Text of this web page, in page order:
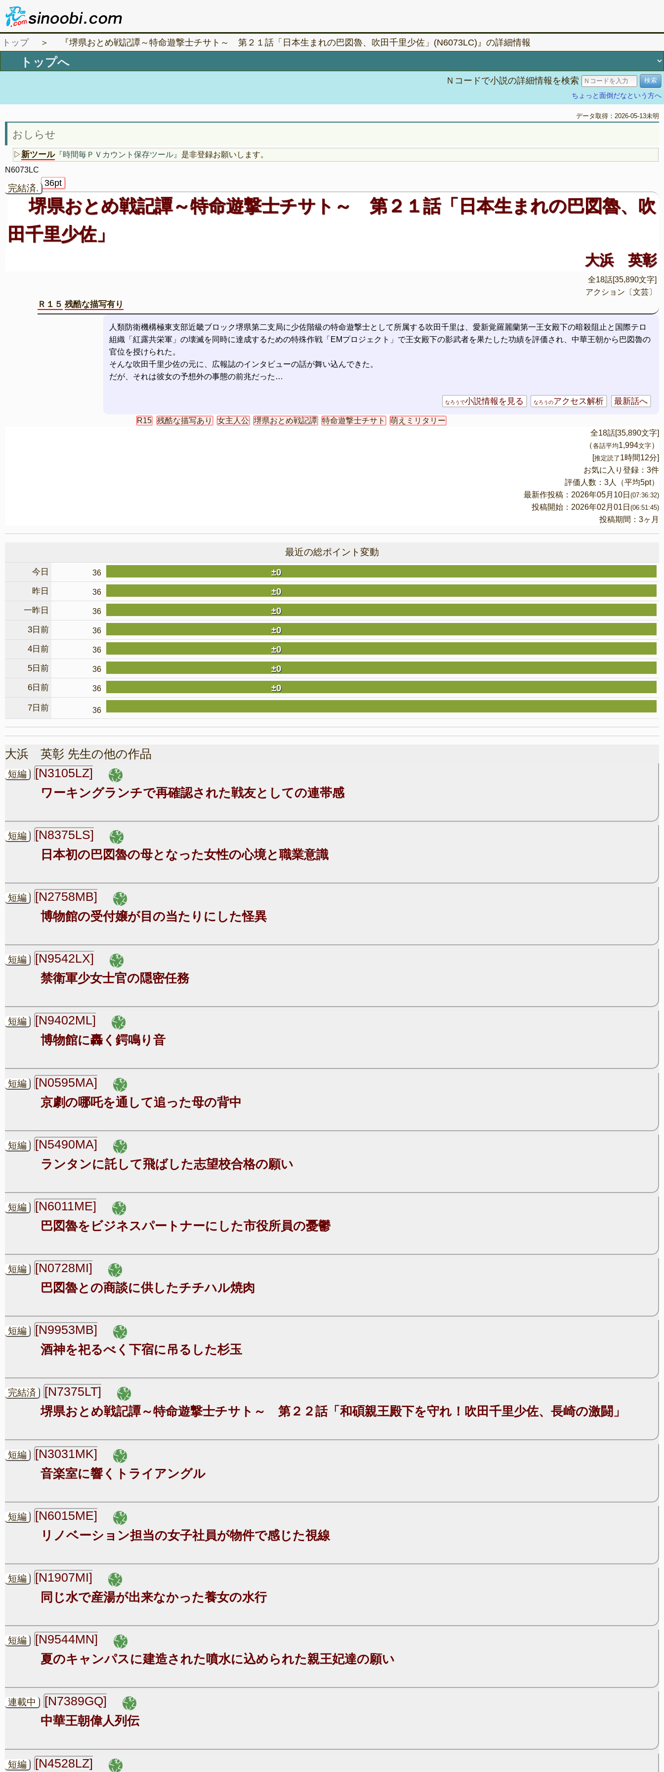
トップ＞ 『堺県おとめ戦記譚～特命遊撃士チサト～ 第２１話「日本生まれの巴図魯、吹田千里少佐」(N6073LC)』の詳細情報
Ｎコードで小説の詳細情報を検索
ちょっと面倒だなという方へ
データ取得：2026-05-13未明
おしらせ
▷新ツール『時間毎ＰＶカウント保存ツール』 是非登録お願いします。
N6073LC
36pt
完結済.
堺県おとめ戦記譚～特命遊撃士チサト～ 第２１話「日本生まれの巴図魯、吹
田千里少佐」
大浜 英彰
全18話[35,890文字]
アクション〔文芸〕
Ｒ１５ 残酷な描写有り
人類防衛機構極東支部近畿ブロック堺県第二支局に少佐階級の特命遊撃士として所属する吹田千里は、愛新覚羅麗蘭第一王女殿下の暗殺阻止と国際テロ
組織「紅露共栄軍」の壊滅を同時に達成するための特殊作戦「EMプロジェクト」で王女殿下の影武者を果たした功績を評価され、中華王朝から巴図魯の
官位を授けられた。
そんな吹田千里少佐の元に、広報誌のインタビューの話が舞い込んできた。
だが、それは彼女の予想外の事態の前兆だった…
なろうで小説情報を見る なろうのアクセス解析 最新話へ
R15 残酷な描写あり 女主人公 堺県おとめ戦記譚 特命遊撃士チサト
萌えミリタリー
全18話[35,890文字]
（各話平均1,994文字）
[推定読了 1時間12分]
お気に入り登録：3件
評価人数： 3人（平均5pt）
最新作投稿：2026年05月10日 (07:36:32)
投稿開始：2026年02月01日 (06:51:45)
投稿期間：3ヶ月
最近の総ポイント変動
今日 36 ±0
昨日 36 ±0
一昨日 36 ±0
3日前 36 ±0
4日前 36 ±0
5日前 36 ±0
6日前 36 ±0
7日前 36
大浜 英彰 先生の他の作品
短編
[N3105LZ]
ワーキングランチで再確認された戦友としての連帯感
短編
[N8375LS]
日本初の巴図魯の母となった女性の心境と職業意識
短編
[N2758MB]
博物館の受付嬢が目の当たりにした怪異
短編
[N9542LX]
禁衛軍少女士官の隠密任務
短編
[N9402ML]
博物館に轟く鍔鳴り音
短編
[N0595MA]
京劇の哪吒を通して追った母の背中
短編
[N5490MA]
ランタンに託して飛ばした志望校合格の願い
短編
[N6011ME]
巴図魯をビジネスパートナーにした市役所員の憂鬱
短編
[N0728MI]
巴図魯との商談に供したチチハル焼肉
短編
[N9953MB]
酒神を祀るべく下宿に吊るした杉玉
完結済
[N7375LT]
堺県おとめ戦記譚～特命遊撃士チサト～ 第２２話「和碩親王殿下を守れ！吹田千里少佐、長崎の激闘」
短編
[N3031MK]
音楽室に響くトライアングル
短編
[N6015ME]
リノベーション担当の女子社員が物件で感じた視線
短編
[N1907MI]
同じ水で産湯が出来なかった養女の水行
短編
[N9544MN]
夏のキャンパスに建造された噴水に込められた親王妃達の願い
連載中
[N7389GQ]
中華王朝偉人列伝
短編 [N4528LZ]